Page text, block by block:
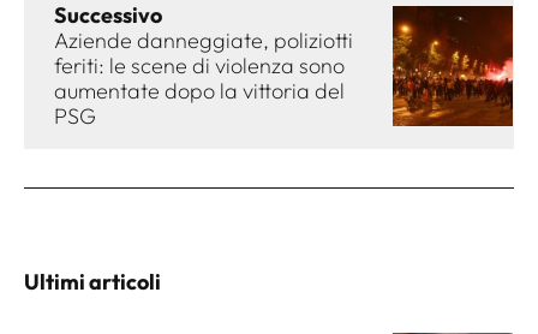
Successivo
Aziende danneggiate, poliziotti
feriti: le scene di violenza sono
aumentate dopo la vittoria del
PSG
Ultimi articoli